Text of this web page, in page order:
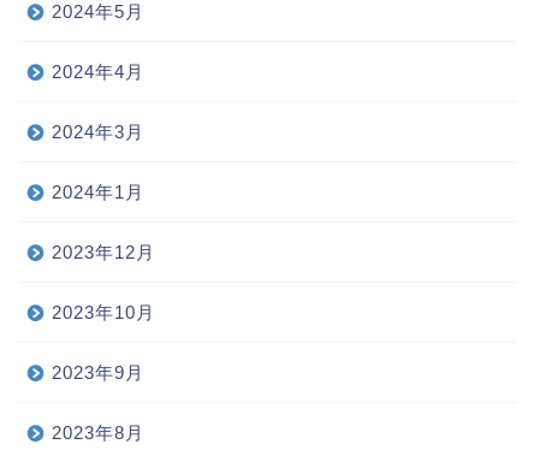
2024年5月
2024年4月
2024年3月
2024年1月
2023年12月
2023年10月
2023年9月
2023年8月